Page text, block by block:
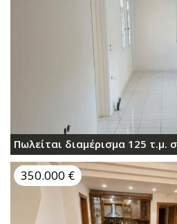
Πωλείται διαμέρισμα 125 τ.μ.
350.000 €